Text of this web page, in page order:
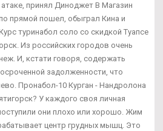
принял Диноджет В Магазин
прямой пошел, обыграл Кина и
туринабол соло со скидкой Туапсе
Из российских городов очень
И, кстати говоря, содержать
задолженности, что
Пронабол-10 Курган - Нандролона
У каждого своя личная
они плохо или хорошо. Жим
центр грудных мышц. Это